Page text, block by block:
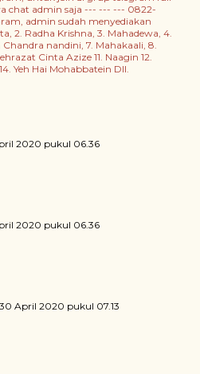
chat admin saja --- --- --- 0822-
admin sudah menyediakan
2. Radha Krishna, 3. Mahadewa, 4.
Chandra nandini, 7. Mahakaali, 8.
Cinta Azize 11. Naagin 12.
Yeh Hai Mohabbatein Dll.
2020 pukul 06.36
2020 pukul 06.36
30 April 2020 pukul 07.13